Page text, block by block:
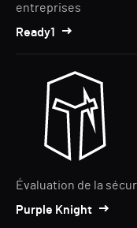
entreprises
Ready1
Évaluation de la
Purple Knight